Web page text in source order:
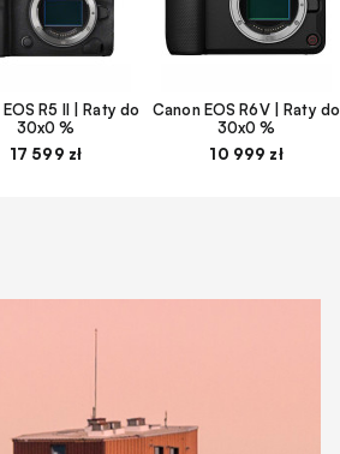
R5 II | Raty do
30x0 %
17 599 zł
Canon EOS R6V | Raty do
30x0 %
10 999 zł